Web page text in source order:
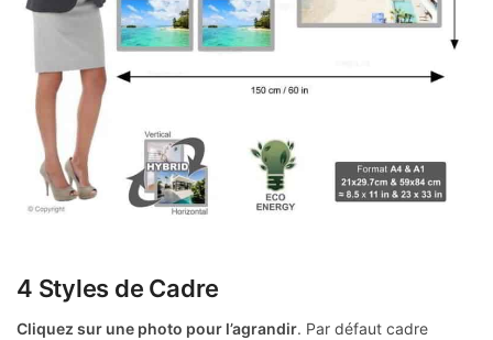
4 Styles de Cadre
Cliquez sur une photo pour l’agrandir. Par défaut cadre